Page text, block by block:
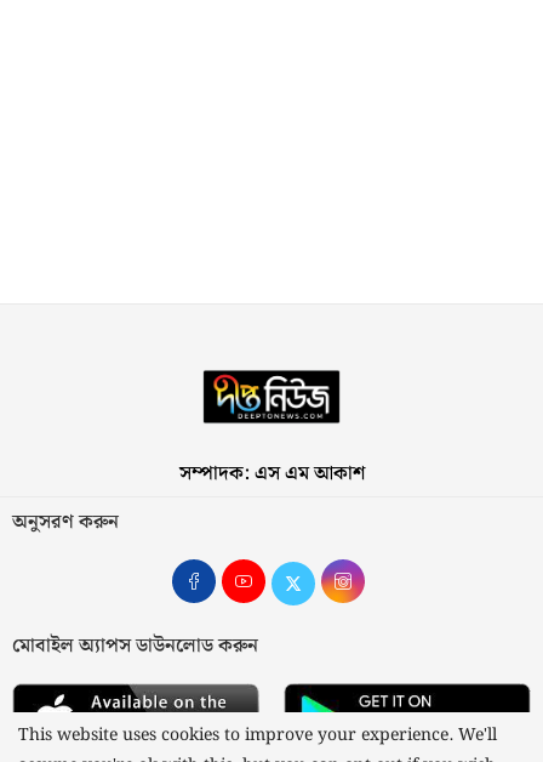
সম্পাদক: এস এম আকাশ
অনুসরণ করুন
মোবাইল অ্যাপস ডাউনলোড করুন
This website uses cookies to improve your experience. We'll